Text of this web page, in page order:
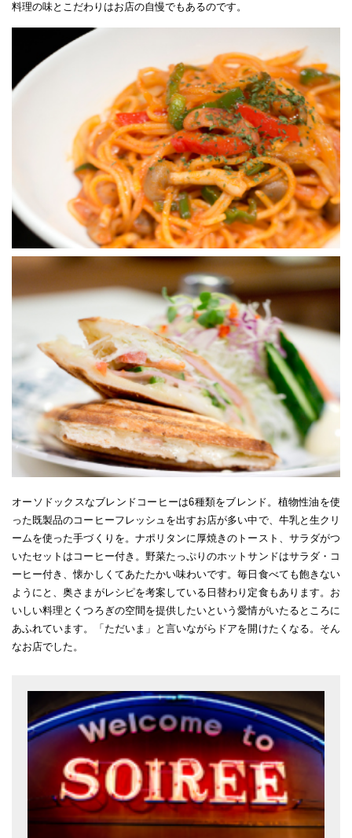
料理の味とこだわりはお店の自慢でもあるのです。
オーソドックスなブレンドコーヒーは6種類をブレンド。植物性油を使
った既製品のコーヒーフレッシュを出すお店が多い中で、牛乳と生クリ
ームを使った手づくりを。ナポリタンに厚焼きのトースト、サラダがつ
いたセットはコーヒー付き。野菜たっぷりのホットサンドはサラダ・コ
ーヒー付き、懐かしくてあたたかい味わいです。毎日食べても飽きない
ようにと、奥さまがレシピを考案している日替わり定食もあります。お
いしい料理とくつろぎの空間を提供したいという愛情がいたるところに
あふれています。「ただいま」と言いながらドアを開けたくなる。そん
なお店でした。